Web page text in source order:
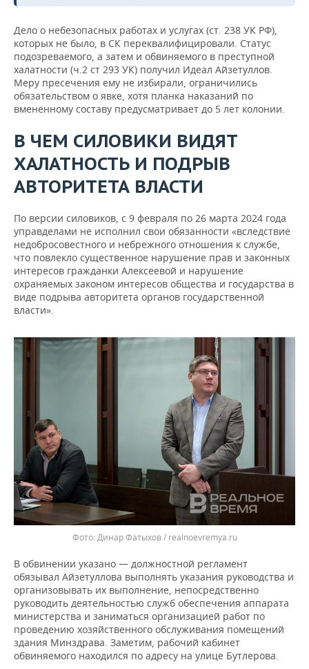
Дело о небезопасных работах и услугах (ст. 238 УК РФ),
которых не было, в СК переквалифицировали. Статус
подозреваемого, а затем и обвиняемого в преступной
халатности (ч.2 ст 293 УК) получил Идеал Айзетуллов.
Меру пресечения ему не избирали, ограничились
обязательством о явке, хотя планка наказаний по
вмененному составу предусматривает до 5 лет колонии.
В ЧЕМ СИЛОВИКИ ВИДЯТ
ХАЛАТНОСТЬ И ПОДРЫВ
АВТОРИТЕТА ВЛАСТИ
По версии силовиков, с 9 февраля по 26 марта 2024 года
управделами не исполнил свои обязанности «вследствие
недобросовестного и небрежного отношения к службе,
что повлекло существенное нарушение прав и законных
интересов гражданки Алексеевой и нарушение
охраняемых законом интересов общества и государства в
виде подрыва авторитета органов государственной
власти».
Динар Фатыхов / realnoevremya.ru
В обвинении указано — должностной регламент
обязывал Айзетуллова выполнять указания руководства и
организовывать их выполнение, непосредственно
руководить деятельностью служб обеспечения аппарата
министерства и заниматься организацией работ по
проведению хозяйственного обслуживания помещений
здания Минздрава. Заметим, рабочий кабинет
обвиняемого находился по адресу на улице Бутлерова.